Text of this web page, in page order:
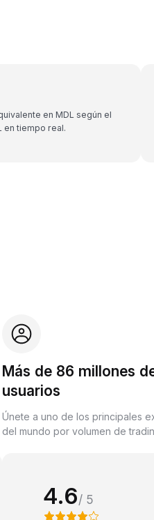
en MDL según el
en tiempo real.
Más de 86 millones
usuarios
Únete a uno de los principales
del mundo por volumen de
4.6/ 5